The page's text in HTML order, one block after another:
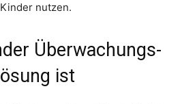
nutzen.
Überwachungs-
ist